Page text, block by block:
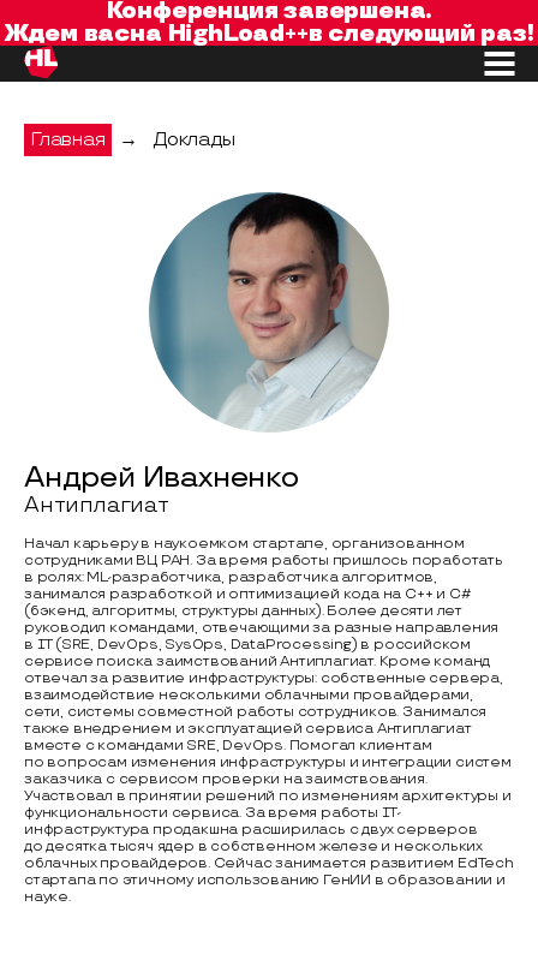
Конференция завершена.
Ждем васна HighLoad++в следующий раз!
Главная → Доклады
Андрей Ивахненко
Антиплагиат
Начал карьеру в наукоемком стартапе, организованном
сотрудниками ВЦ РАН. За время работы пришлось поработать
в ролях: ML-разработчика, разработчика алгоритмов,
занимался разработкой и оптимизацией кода на C++ и C#
(бэкенд, алгоритмы, структуры данных). Более десяти лет
руководил командами, отвечающими за разные направления
в IT (SRE, DevOps, SysOps, DataProcessing) в российском
сервисе поиска заимствований Антиплагиат. Кроме команд
отвечал за развитие инфраструктуры: собственные сервера,
взаимодействие несколькими облачными провайдерами,
сети, системы совместной работы сотрудников. Занимался
также внедрением и эксплуатацией сервиса Антиплагиат
вместе с командами SRE, DevOps. Помогал клиентам
по вопросам изменения инфраструктуры и интеграции систем
заказчика с сервисом проверки на заимствования.
Участвовал в принятии решений по изменениям архитектуры и
функциональности сервиса. За время работы IТ-
инфраструктура продакшна расширилась с двух серверов
до десятка тысяч ядер в собственном железе и нескольких
облачных провайдеров. Сейчас занимается развитием EdTech
стартапа по этичному использованию ГенИИ в образовании и
науке.